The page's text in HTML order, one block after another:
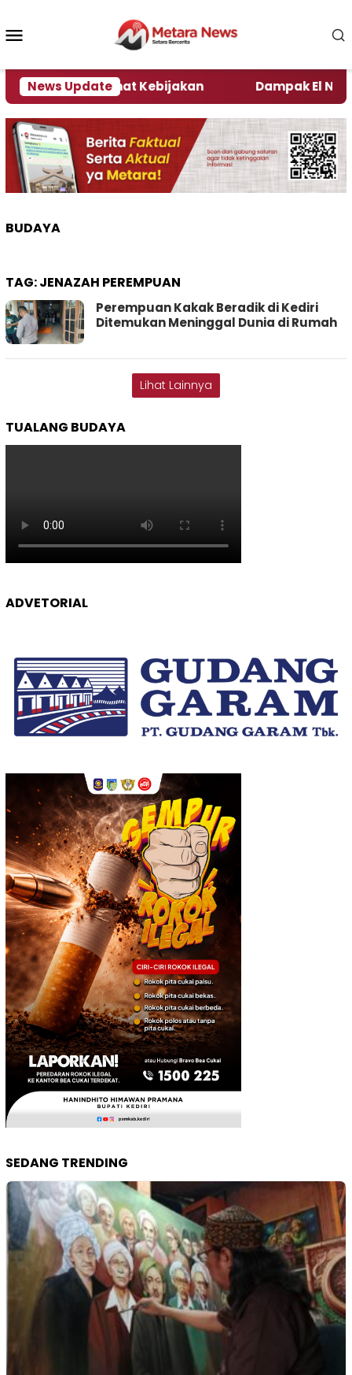
konten
News Update
Pengamat Kebijakan Dampak El Nino,
BUDAYA
TAG:JENAZAH PEREMPUAN
Perempuan Kakak Beradik di Kediri
Ditemukan Meninggal Dunia di Rumah
Lihat Lainnya
TUALANG BUDAYA
ADVETORIAL
SEDANG TRENDING